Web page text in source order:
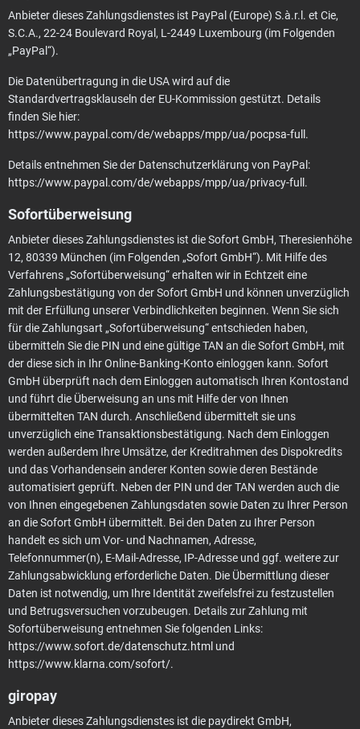
Anbieter dieses Zahlungsdienstes ist PayPal (Europe) S.à.r.l. et Cie,
S.C.A., 22-24 Boulevard Royal, L-2449 Luxembourg (im Folgenden
„PayPal“).
Die Datenübertragung in die USA wird auf die
Standardvertragsklauseln der EU-Kommission gestützt. Details
finden Sie hier:
https://www.paypal.com/de/webapps/mpp/ua/pocpsa-full .
Details entnehmen Sie der Datenschutzerklärung von PayPal:
https://www.paypal.com/de/webapps/mpp/ua/privacy-full .
Sofort­überweisung
Anbieter dieses Zahlungsdienstes ist die Sofort GmbH, Theresienhöhe
12, 80339 München (im Folgenden „Sofort GmbH“). Mit Hilfe des
Verfahrens „Sofortüberweisung“ erhalten wir in Echtzeit eine
Zahlungsbestätigung von der Sofort GmbH und können unverzüglich
mit der Erfüllung unserer Verbindlichkeiten beginnen. Wenn Sie sich
für die Zahlungsart „Sofortüberweisung“ entschieden haben,
übermitteln Sie die PIN und eine gültige TAN an die Sofort GmbH, mit
der diese sich in Ihr Online-Banking-Konto einloggen kann. Sofort
GmbH überprüft nach dem Einloggen automatisch Ihren Kontostand
und führt die Überweisung an uns mit Hilfe der von Ihnen
übermittelten TAN durch. Anschließend übermittelt sie uns
unverzüglich eine Transaktionsbestätigung. Nach dem Einloggen
werden außerdem Ihre Umsätze, der Kreditrahmen des Dispokredits
und das Vorhandensein anderer Konten sowie deren Bestände
automatisiert geprüft. Neben der PIN und der TAN werden auch die
von Ihnen eingegebenen Zahlungsdaten sowie Daten zu Ihrer Person
an die Sofort GmbH übermittelt. Bei den Daten zu Ihrer Person
handelt es sich um Vor- und Nachnamen, Adresse,
Telefonnummer(n), E-Mail-Adresse, IP-Adresse und ggf. weitere zur
Zahlungsabwicklung erforderliche Daten. Die Übermittlung dieser
Daten ist notwendig, um Ihre Identität zweifelsfrei zu festzustellen
und Betrugsversuchen vorzubeugen. Details zur Zahlung mit
Sofortüberweisung entnehmen Sie folgenden Links:
https://www.sofort.de/datenschutz.html und
https://www.klarna.com/sofort/.
giropay
Anbieter dieses Zahlungsdienstes ist die paydirekt GmbH,